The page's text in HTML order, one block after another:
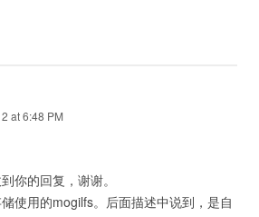
at 6:48 PM
你的回复，谢谢。
使用的mogilfs。后面描述中说到，是自